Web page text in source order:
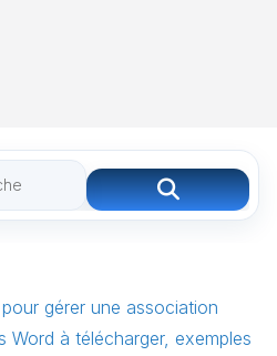
gérer une association
Word à télécharger, exemples